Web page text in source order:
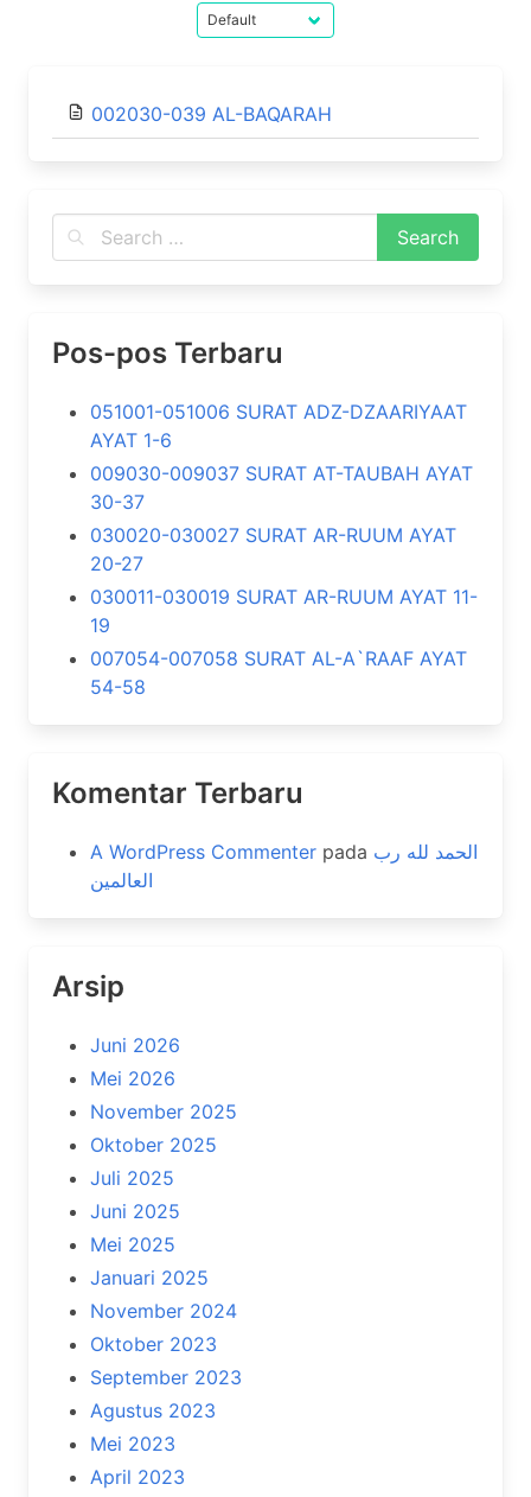
002030-039 AL-BAQARAH
Pos-pos Terbaru
051001-051006 SURAT ADZ-DZAARIYAAT
AYAT 1-6
009030-009037 SURAT AT-TAUBAH AYAT
30-37
030020-030027 SURAT AR-RUUM AYAT
20-27
030011-030019 SURAT AR-RUUM AYAT 11-
19
007054-007058 SURAT AL-A`RAAF AYAT
54-58
Komentar Terbaru
A WordPress Commenter pada الحمد لله رب
العالمين
Arsip
Juni 2026
Mei 2026
November 2025
Oktober 2025
Juli 2025
Juni 2025
Mei 2025
Januari 2025
November 2024
Oktober 2023
September 2023
Agustus 2023
Mei 2023
April 2023